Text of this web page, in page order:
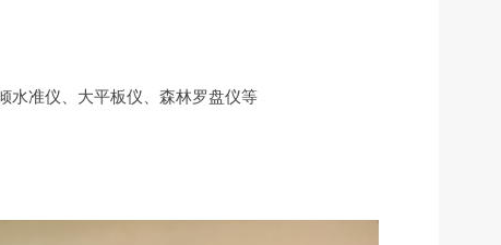
准仪、大平板仪、森林罗盘仪等